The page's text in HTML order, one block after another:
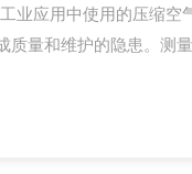
业应用中使用的压缩
质量和维护的隐患。